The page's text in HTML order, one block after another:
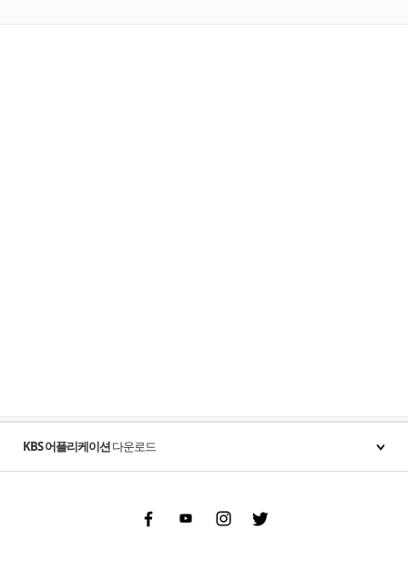
KBS 어플리케이션다운로드
FacebookYoutubeInstgram Twitter